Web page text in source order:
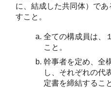
に、結成した共同体）で
すこと。
全ての構成員は、
こと。
幹事者を定め、全
し、それぞれの代
定書を締結するこ